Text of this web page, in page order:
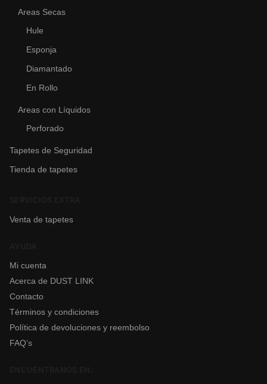
Areas Secas
Hule
Esponja
Diamantado
En Rollo
Areas con Líquidos
Perforado
Tapetes de Seguridad
Tienda de tapetes
Venta de tapetes
Mi cuenta
Acerca de DUST LINK
Contacto
Términos y condiciones
Política de devoluciones y reembolso
FAQ’s